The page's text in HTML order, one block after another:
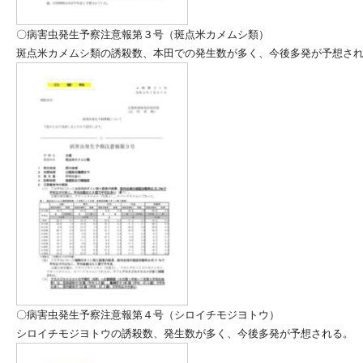
〇病害虫発生予察注意報第３号（斑点米カメムシ類）
斑点米カメムシ類の誘殺数、本田での発生数が多く、今後多発が予想さ
〇病害虫発生予察注意報第４号（シロイチモジヨトウ）
シロイチモジヨトウの誘殺数、発生数が多く、今後多発が予想される。